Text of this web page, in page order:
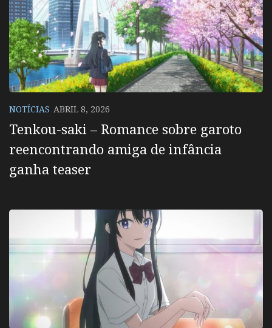
NOTÍCIAS ABRIL 8, 2026
Tenkou-saki – Romance sobre garoto
reencontrando amiga de infância
ganha teaser